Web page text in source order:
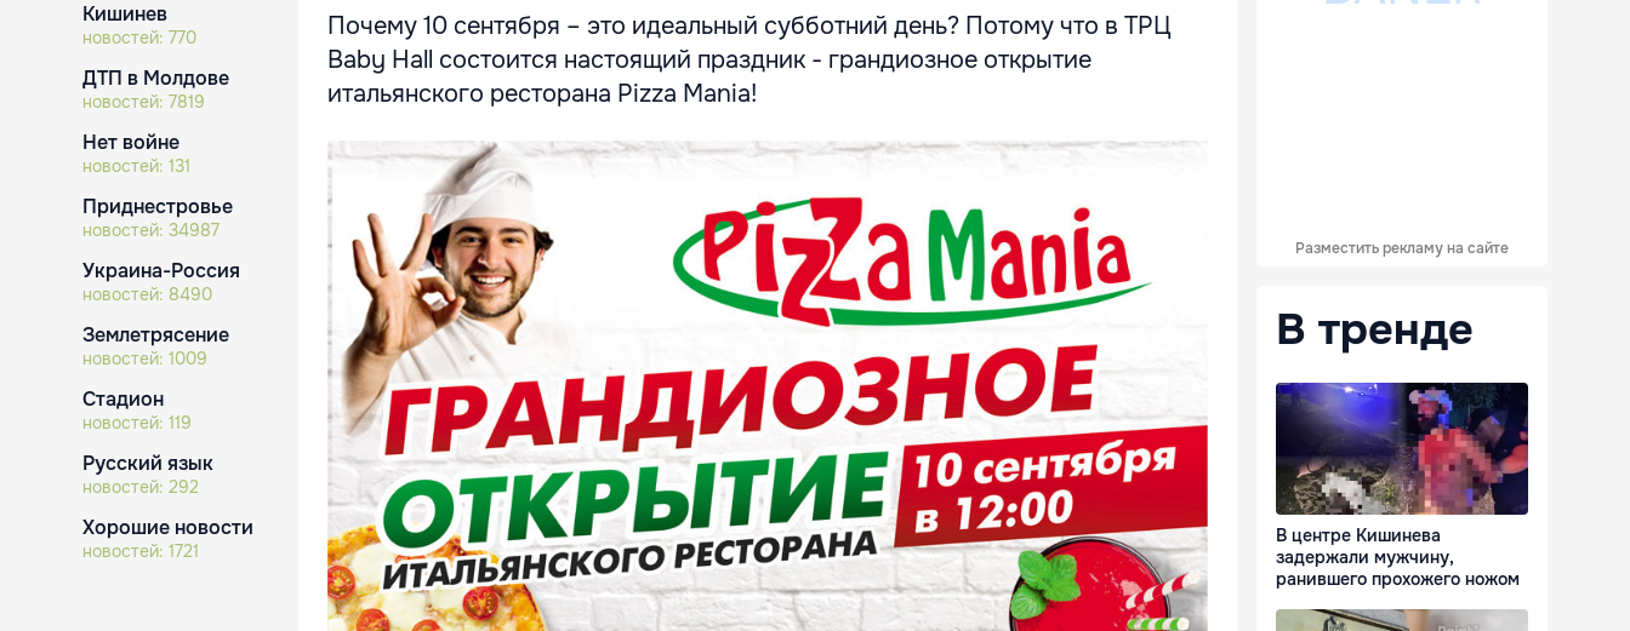
Кишинев
новостей: 770
ДТП в Молдове
новостей: 7819
Нет войне
новостей: 131
Приднестровье
новостей: 34987
Украина-Россия
новостей: 8490
Землетрясение
новостей: 1009
Стадион
новостей: 119
Русский язык
новостей: 292
Хорошие новости
новостей: 1721
Почему 10 сентября – это идеальный субботний день? Потому что в ТРЦ
Baby Hall состоится настоящий праздник - грандиозное открытие
итальянского ресторана Pizza Mania!
Разместить рекламу на сайте
В тренде
В центре Кишинева
задержали мужчину,
ранившего прохожего ножом